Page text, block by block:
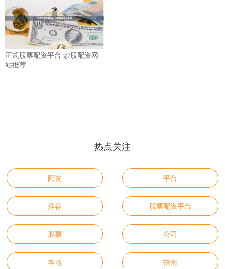
正规股票配资平台 炒股配资网
站推荐
热点关注
配资 平台
推荐 股票配资平台
股票 公司
本地 指南